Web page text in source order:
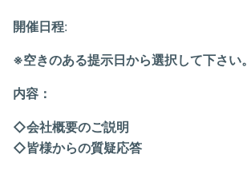
開催日程:
※空きのある提示日から選択して下さい。
内容：
◇会社概要のご説明
◇皆様からの質疑応答